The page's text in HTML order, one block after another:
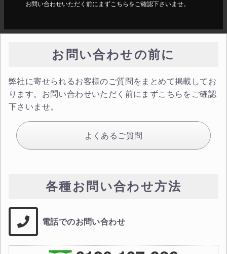
お問い合わせいただく前にまずこちらをご確認下さいませ。
お問い合わせの前に
弊社に寄せられるお客様のご質問をまとめて掲載してお
ります。お問い合わせいただく前にまずこちらをご確認
下さいませ。
よくあるご質問
各種お問い合わせ方法
電話でのお問い合わせ